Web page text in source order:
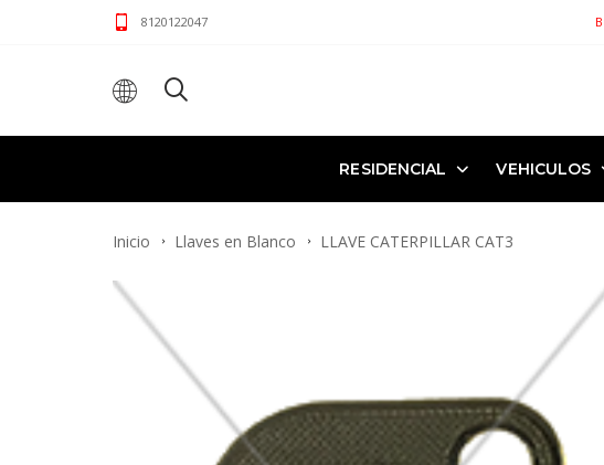
8120122047
RESIDENCIAL VEHICULOS
Inicio Llaves en Blanco LLAVE CATERPILLAR CAT3